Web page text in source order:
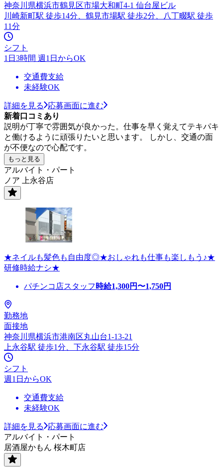
神奈川県横浜市鶴見区市場大和町4-1 仙台屋ビル
川崎新町駅 徒歩14分、鶴見市場駅 徒歩2分、八丁畷駅 徒歩
11分
シフト
1日3時間 週1日からOK
交通費支給
未経験OK
詳細を見る
応募画面に進む
新着口コミあり
説明が丁寧で雰囲気が良かった。仕事を早く覚えてテキパキ
と働けるように頑張りたいと思います。 しかし、交通の面
が不便なので心配です。
もっと見る
アルバイト・パート
ノア 上永谷店
★ネイルも髪色も自由度◎★おしゃれも仕事も楽しもう♪★
研修時給ナシ★
パチンコ店スタッフ 時給1,300円〜1,750円
勤務地
面接地
神奈川県横浜市港南区丸山台1-13-21
上永谷駅 徒歩1分、下永谷駅 徒歩15分
シフト
週1日からOK
交通費支給
未経験OK
詳細を見る
応募画面に進む
アルバイト・パート
居酒屋かもん 桜木町店